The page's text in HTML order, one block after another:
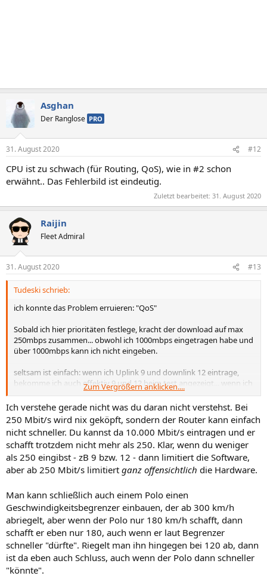
Asghan
Der Ranglose PRO
31. August 2020 #12
CPU ist zu schwach (für Routing, QoS), wie in #2 schon
erwähnt.. Das Fehlerbild ist eindeutig.
Zuletzt bearbeitet: 31. August 2020
Raijin
Fleet Admiral
31. August 2020 #13
Tudeski schrieb:
ich konnte das Problem erruieren: "QoS"
Sobald ich hier prioritäten festlege, kracht der download auf max
250mbps zusammen... obwohl ich 1000mbps eingetragen habe und
über 1000mbps kann ich nicht eingeben.
seltsam ist einfach: wenn ich Uplink 9 und downlink 12 eintrage,
bekomme ich auch effektiv 9 und 12 beim test angezeigt... wenn ich
auf 1000 einstelle, wird bei 250mbps geköpft...
Zum Vergrößern anklicken....
Ich verstehe gerade nicht was du daran nicht verstehst. Bei
250 Mbit/s wird nix geköpft, sondern der Router kann einfach
nicht schneller. Du kannst da 10.000 Mbit/s eintragen und er
schafft trotzdem nicht mehr als 250. Klar, wenn du weniger
als 250 eingibst - zB 9 bzw. 12 - dann limitiert die Software,
aber ab 250 Mbit/s limitiert ganz offensichtlich die Hardware.
Man kann schließlich auch einem Polo einen
Geschwindigkeitsbegrenzer einbauen, der ab 300 km/h
abriegelt, aber wenn der Polo nur 180 km/h schafft, dann
schafft er eben nur 180, auch wenn er laut Begrenzer
schneller "dürfte". Riegelt man ihn hingegen bei 120 ab, dann
ist da eben auch Schluss, auch wenn der Polo dann schneller
"könnte".